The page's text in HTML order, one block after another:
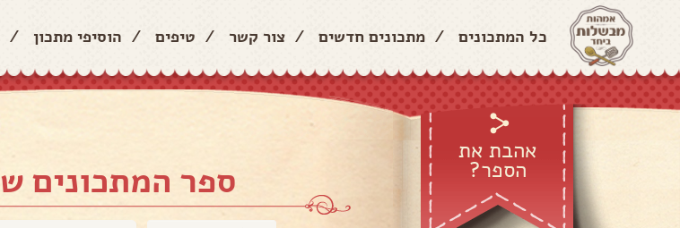
כל המתכונים / מתכונים חדשים / צור קשר / טיפים / הוסיפי מתכון /
אהבת את
הספר? ספר המתכונים